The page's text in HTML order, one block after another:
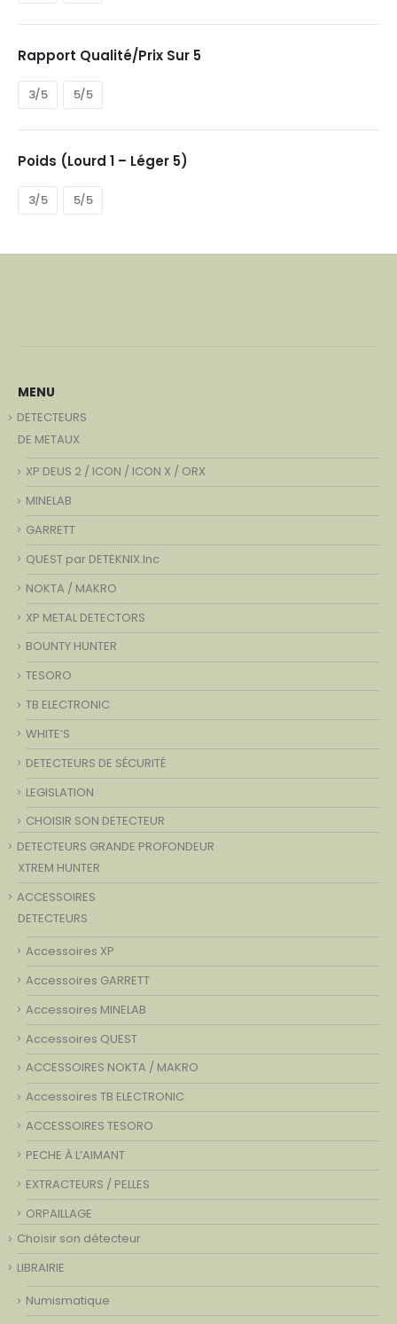
Rapport Qualité/prix Sur 5
3/5 5/5
Poids (Lourd 1 – Léger 5)
3/5 5/5
MENU
DETECTEURS
DE METAUX
XP DEUS 2 / ICON / ICON X / ORX
MINELAB
GARRETT
QUEST par DETEKNIX.Inc
NOKTA / MAKRO
XP METAL DETECTORS
BOUNTY HUNTER
TESORO
TB ELECTRONIC
WHITE’S
DETECTEURS DE SÉCURITÉ
LEGISLATION
CHOISIR SON DETECTEUR
DETECTEURS GRANDE PROFONDEUR
XTREM HUNTER
ACCESSOIRES
DETECTEURS
Accessoires XP
Accessoires GARRETT
Accessoires MINELAB
Accessoires QUEST
ACCESSOIRES NOKTA / MAKRO
Accessoires TB ELECTRONIC
ACCESSOIRES TESORO
PECHE À L’AIMANT
EXTRACTEURS / PELLES
ORPAILLAGE
Choisir son détecteur
LIBRAIRIE
Numismatique